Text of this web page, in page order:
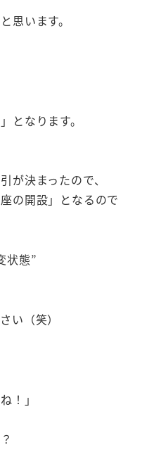
思います。
となります。
が決まったので、
の開設」となるので
状態”
い（笑）
！」